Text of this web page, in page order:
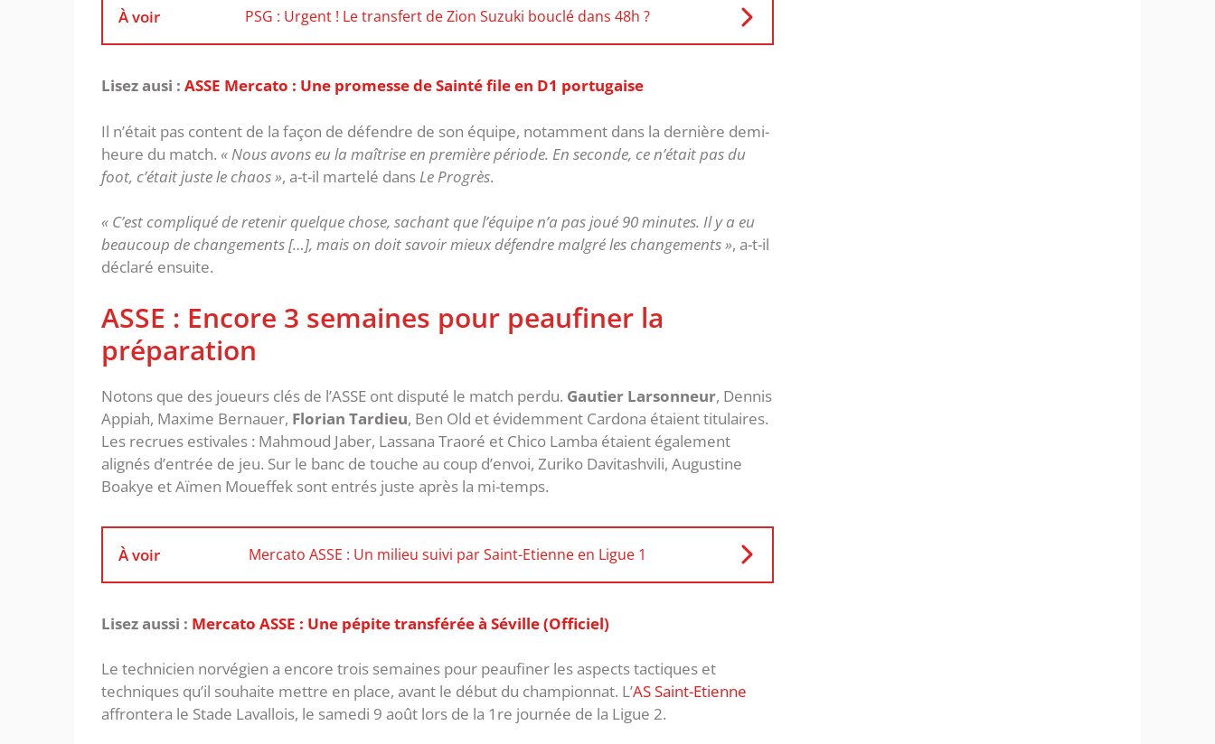
À voir PSG : Urgent ! Le transfert de Zion Suzuki bouclé dans 48h ?
Lisez ausi : ASSE Mercato : Une promesse de Sainté file en D1 portugaise
Il n’était pas content de la façon de défendre de son équipe, notamment dans la dernière demi-
heure du match. « Nous avons eu la maîtrise en première période. En seconde, ce n’était pas du
foot, c’était juste le chaos », a-t-il martelé dans Le Progrès.
« C’est compliqué de retenir quelque chose, sachant que l’équipe n’a pas joué 90 minutes. Il y a eu
beaucoup de changements […], mais on doit savoir mieux défendre malgré les changements », a-t-il
déclaré ensuite.
ASSE : Encore 3 semaines pour peaufiner la
préparation
Notons que des joueurs clés de l’ASSE ont disputé le match perdu. Gautier Larsonneur, Dennis
Appiah, Maxime Bernauer, Florian Tardieu, Ben Old et évidemment Cardona étaient titulaires.
Les recrues estivales : Mahmoud Jaber, Lassana Traoré et Chico Lamba étaient également
alignés d’entrée de jeu. Sur le banc de touche au coup d’envoi, Zuriko Davitashvili, Augustine
Boakye et Aïmen Moueffek sont entrés juste après la mi-temps.
À voir Mercato ASSE : Un milieu suivi par Saint-Etienne en Ligue 1
Lisez aussi : Mercato ASSE : Une pépite transférée à Séville (Officiel)
Le technicien norvégien a encore trois semaines pour peaufiner les aspects tactiques et
techniques qu’il souhaite mettre en place, avant le début du championnat. L’AS Saint-Etienne
affrontera le Stade Lavallois, le samedi 9 août lors de la 1re journée de la Ligue 2.